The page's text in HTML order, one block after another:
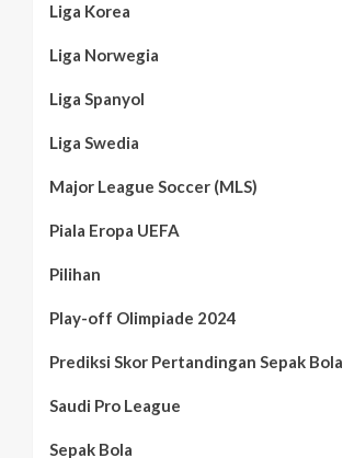
Liga Korea
Liga Norwegia
Liga Spanyol
Liga Swedia
Major League Soccer (MLS)
Piala Eropa UEFA
Pilihan
Play-off Olimpiade 2024
Prediksi Skor Pertandingan Sepak Bola
Saudi Pro League
Sepak Bola